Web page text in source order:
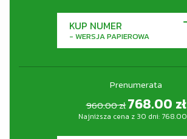
KUP NUMER
- WERSJA PAPIEROWA
Prenumerata
960.00 zł768.00 zł
Najniższa cena z 30 dni: 768.00